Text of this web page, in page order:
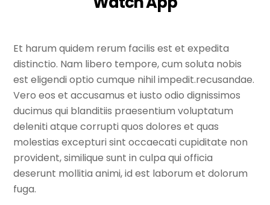
Et harum quidem rerum facilis est et expedita
distinctio. Nam libero tempore, cum soluta nobis
est eligendi optio cumque nihil impedit.recusandae.
Vero eos et accusamus et iusto odio dignissimos
ducimus qui blanditiis praesentium voluptatum
deleniti atque corrupti quos dolores et quas
molestias excepturi sint occaecati cupiditate non
provident, similique sunt in culpa qui officia
deserunt mollitia animi, id est laborum et dolorum
fuga.